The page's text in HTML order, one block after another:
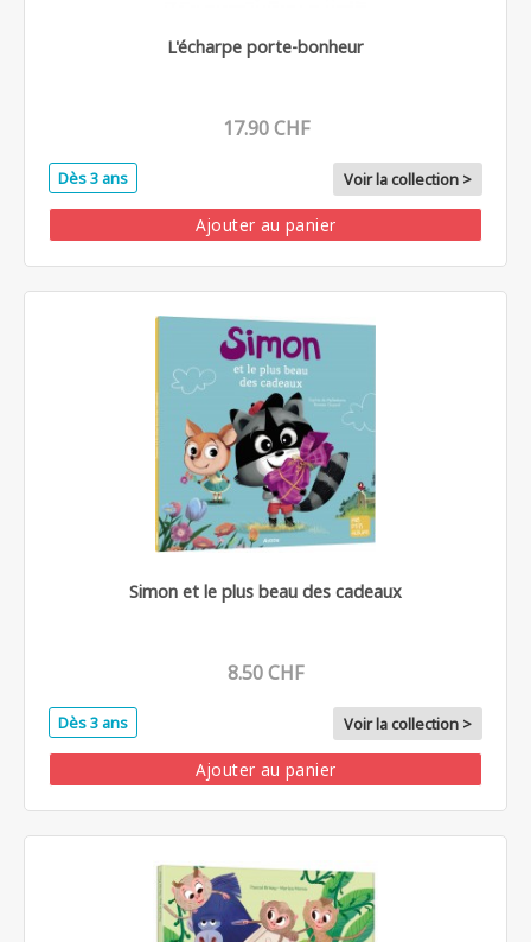
L'écharpe porte-bonheur
17.90 CHF
Dès 3 ans Voir la collection >
Ajouter au panier
Simon et le plus beau des cadeaux
8.50 CHF
Dès 3 ans Voir la collection >
Ajouter au panier